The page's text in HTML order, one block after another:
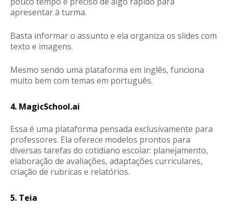
apresentar à turma.
Basta informar o assunto e ela organiza os slides com
texto e imagens.
Mesmo sendo uma plataforma em inglês, funciona
muito bem com temas em português.
4. MagicSchool.ai
Essa é uma plataforma pensada exclusivamente para
professores. Ela oferece modelos prontos para
diversas tarefas do cotidiano escolar: planejamento,
elaboração de avaliações, adaptações curriculares,
criação de rubricas e relatórios.
5. Teia